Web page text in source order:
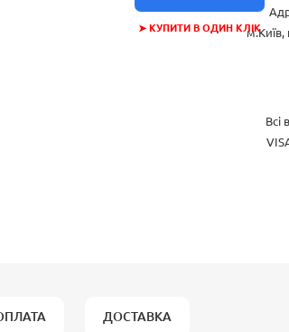
➤ КУПИТИ В ОДИН КЛІКм.Київ,
Всі
ДОСТАВКА